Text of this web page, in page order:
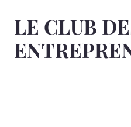
LE CLUB